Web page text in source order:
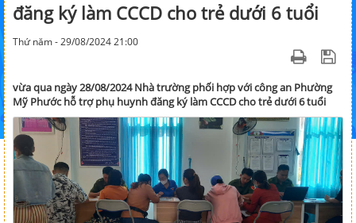
đăng ký làm CCCD cho trẻ dưới 6 tuổi
Thứ năm - 29/08/2024 21:00
vừa qua ngày 28/08/2024 Nhà trường phối hợp với công an Phường
Mỹ Phước hỗ trợ phụ huynh đăng ký làm CCCD cho trẻ dưới 6 tuổi